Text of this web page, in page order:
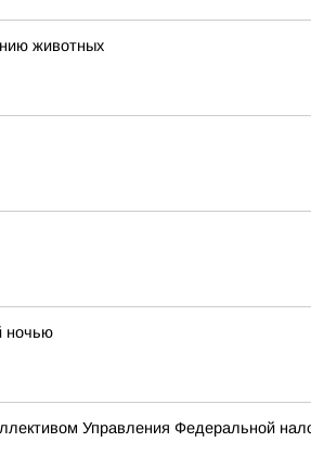
животных
ночью
Управления Федеральной